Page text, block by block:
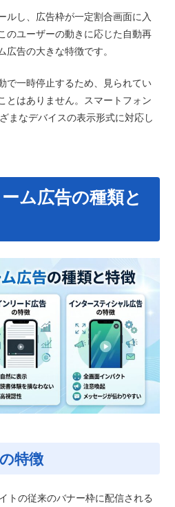
ルし、広告枠が一定割合画面に入
のユーザーの動きに応じた自動再
告の大きな特徴です。
で一時停止するため、見られてい
とはありません。スマートフォン
まなデバイスの表示形式に対応し
ム広告の種類と
特徴
トの従来のバナー枠に配信される